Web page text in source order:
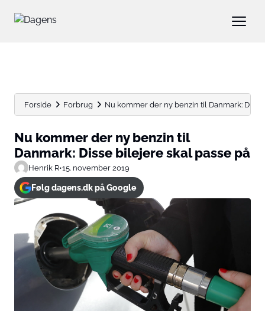
Forside Forbrug Nu kommer der ny benzin til Danmark: Disse
Nu kommer der ny benzin til
Danmark: Disse bilejere skal passe på
Henrik R•15. november 2019
Følg dagens.dk på Google